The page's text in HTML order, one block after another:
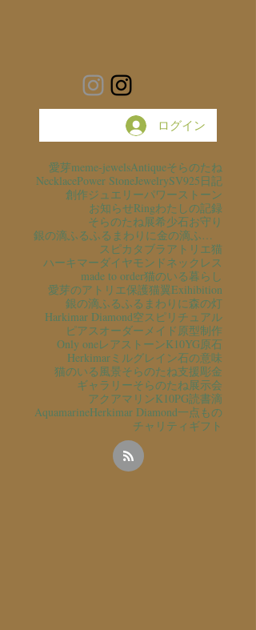
ログイン
愛芽meme-jewelsAntiqueそらのたね
NecklacePower StoneJewelrySV925日記
創作ジュエリーパワーストーン
お知らせRingわたしの記録
そらのたね展希少石お守り
銀の滴ふるふるまわりに金の滴ふるふるまわりに
スピカタブラ アトリエ猫
ハーキマーダイヤモンドネックレス
made to order猫のいる暮らし
愛芽のアトリエ保護猫翼Exihibition
銀の滴ふるふるまわりに森の灯
Harkimar Diamond空スピリチュアル
ピアスオーダーメイド原型制作
Only oneレアストーンK10YG原石
Herkimarミルグレイン石の意味
猫のいる風景そらのたね支援彫金
ギャラリーそらのたね展示会
アクアマリンK10PG読書滴
AquamarineHerkimar Diamond一点もの
チャリティ ギフト